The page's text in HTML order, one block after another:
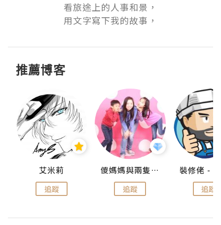
看旅途上的人事和景，
用文字寫下我的故事，
推薦博客
艾米莉
追蹤
儍媽媽與兩隻小魔怪之家
追蹤 追蹤